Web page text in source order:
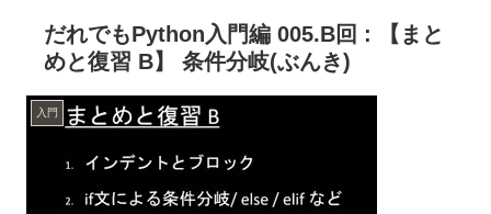
だれでもPython入門編 005.B回 : 【まと
めと復習 B】 条件分岐(ぶんき)
入門